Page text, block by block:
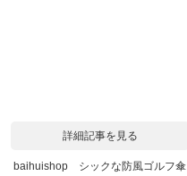
詳細記事を見る
baihuishop シックな防風ゴルフ傘